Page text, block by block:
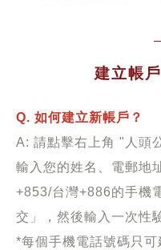
建立帳
Q. 如何建立新帳戶？
A: 請點擊右上角 "人頭
輸入您的姓名、電郵地
+853/台灣+886的手機
交」，然後輸入一次性
*每個手機電話號碼只可